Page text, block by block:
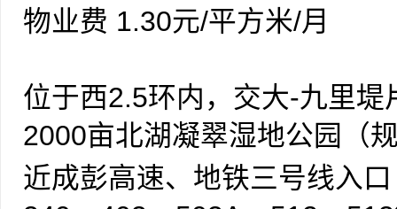
1.5%
物业费 1.30元/平方米/月
位于西2.5环内，交大-九里
2000亩北湖凝翠湿地公园（
合，200米绿化带阻断尘嚣，
近成彭高速、地铁三号线入